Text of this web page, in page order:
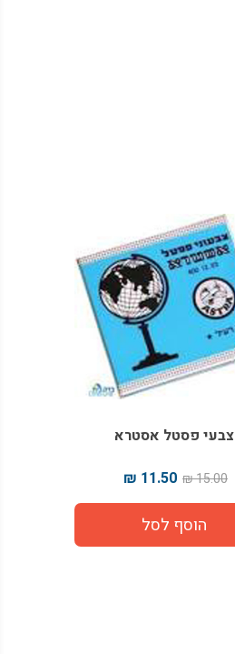
צבעי פסטל אסטרא
15.00 ₪
11.50 ₪